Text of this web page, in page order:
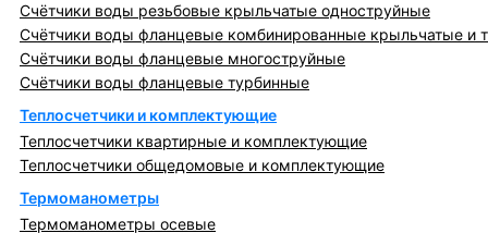
Счётчики воды резьбовые крыльчатые одноструйные
Счётчики воды фланцевые комбинированные крыльчатые и
Счётчики воды фланцевые многоструйные
Счётчики воды фланцевые турбинные
Теплосчетчики и комплектующие
Теплосчетчики квартирные и комплектующие
Теплосчетчики общедомовые и комплектующие
Термоманометры
Термоманометры осевые